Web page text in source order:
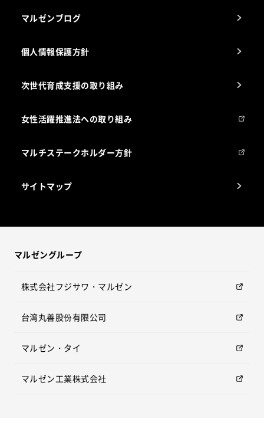
マルゼンブログ
個人情報保護方針
次世代育成支援の取り組み
女性活躍推進法への取り組み
マルチステークホルダー方針
サイトマップ
マルゼングループ
株式会社フジサワ・マルゼン
台湾丸善股份有限公司
マルゼン・タイ
マルゼン工業株式会社